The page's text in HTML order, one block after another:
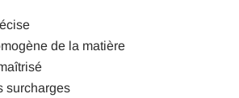
de la matière
surcharges